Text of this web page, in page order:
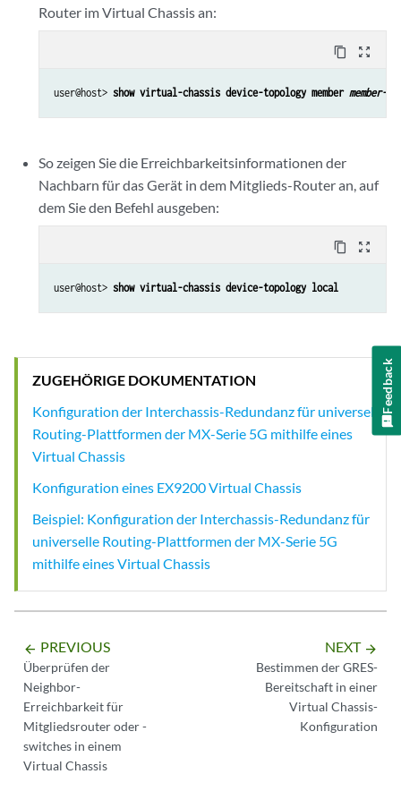
Router im Virtual Chassis an:
content_copy zoom_out_map
user@host> show virtual-chassis device-topology member member-id
So zeigen Sie die Erreichbarkeitsinformationen der
Nachbarn für das Gerät in dem Mitglieds-Router an, auf
dem Sie den Befehl ausgeben:
content_copy zoom_out_map
user@host> show virtual-chassis device-topology local
ZUGEHÖRIGE DOKUMENTATION
Konfiguration der Interchassis-Redundanz für universelle
Routing-Plattformen der MX-Serie 5G mithilfe eines
Virtual Chassis
Konfiguration eines EX9200 Virtual Chassis
Beispiel: Konfiguration der Interchassis-Redundanz für
universelle Routing-Plattformen der MX-Serie 5G
mithilfe eines Virtual Chassis
arrow_backward PREVIOUS
Überprüfen der
Neighbor-
Erreichbarkeit für
Mitgliedsrouter oder -
switches in einem
Virtual Chassis
NEXT arrow_forward
Bestimmen der GRES-
Bereitschaft in einer
Virtual Chassis-
Konfiguration
Feedback